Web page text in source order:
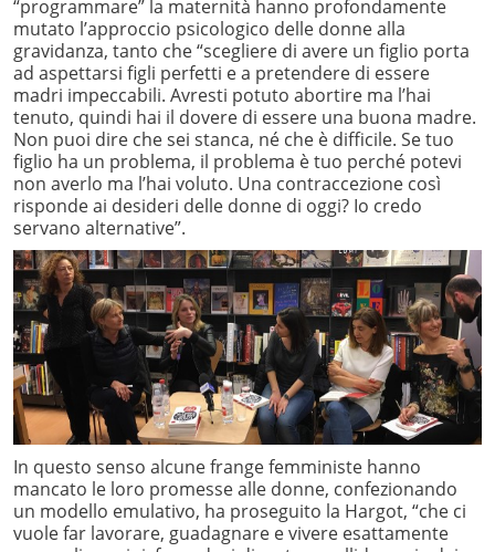
“programmare” la maternità hanno profondamente
mutato l’approccio psicologico delle donne alla
gravidanza, tanto che “scegliere di avere un figlio porta
ad aspettarsi figli perfetti e a pretendere di essere
madri impeccabili. Avresti potuto abortire ma l’hai
tenuto, quindi hai il dovere di essere una buona madre.
Non puoi dire che sei stanca, né che è difficile. Se tuo
figlio ha un problema, il problema è tuo perché potevi
non averlo ma l’hai voluto. Una contraccezione così
risponde ai desideri delle donne di oggi? Io credo
servano alternative”.
In questo senso alcune frange femministe hanno
mancato le loro promesse alle donne, confezionando
un modello emulativo, ha proseguito la Hargot, “che ci
vuole far lavorare, guadagnare e vivere esattamente